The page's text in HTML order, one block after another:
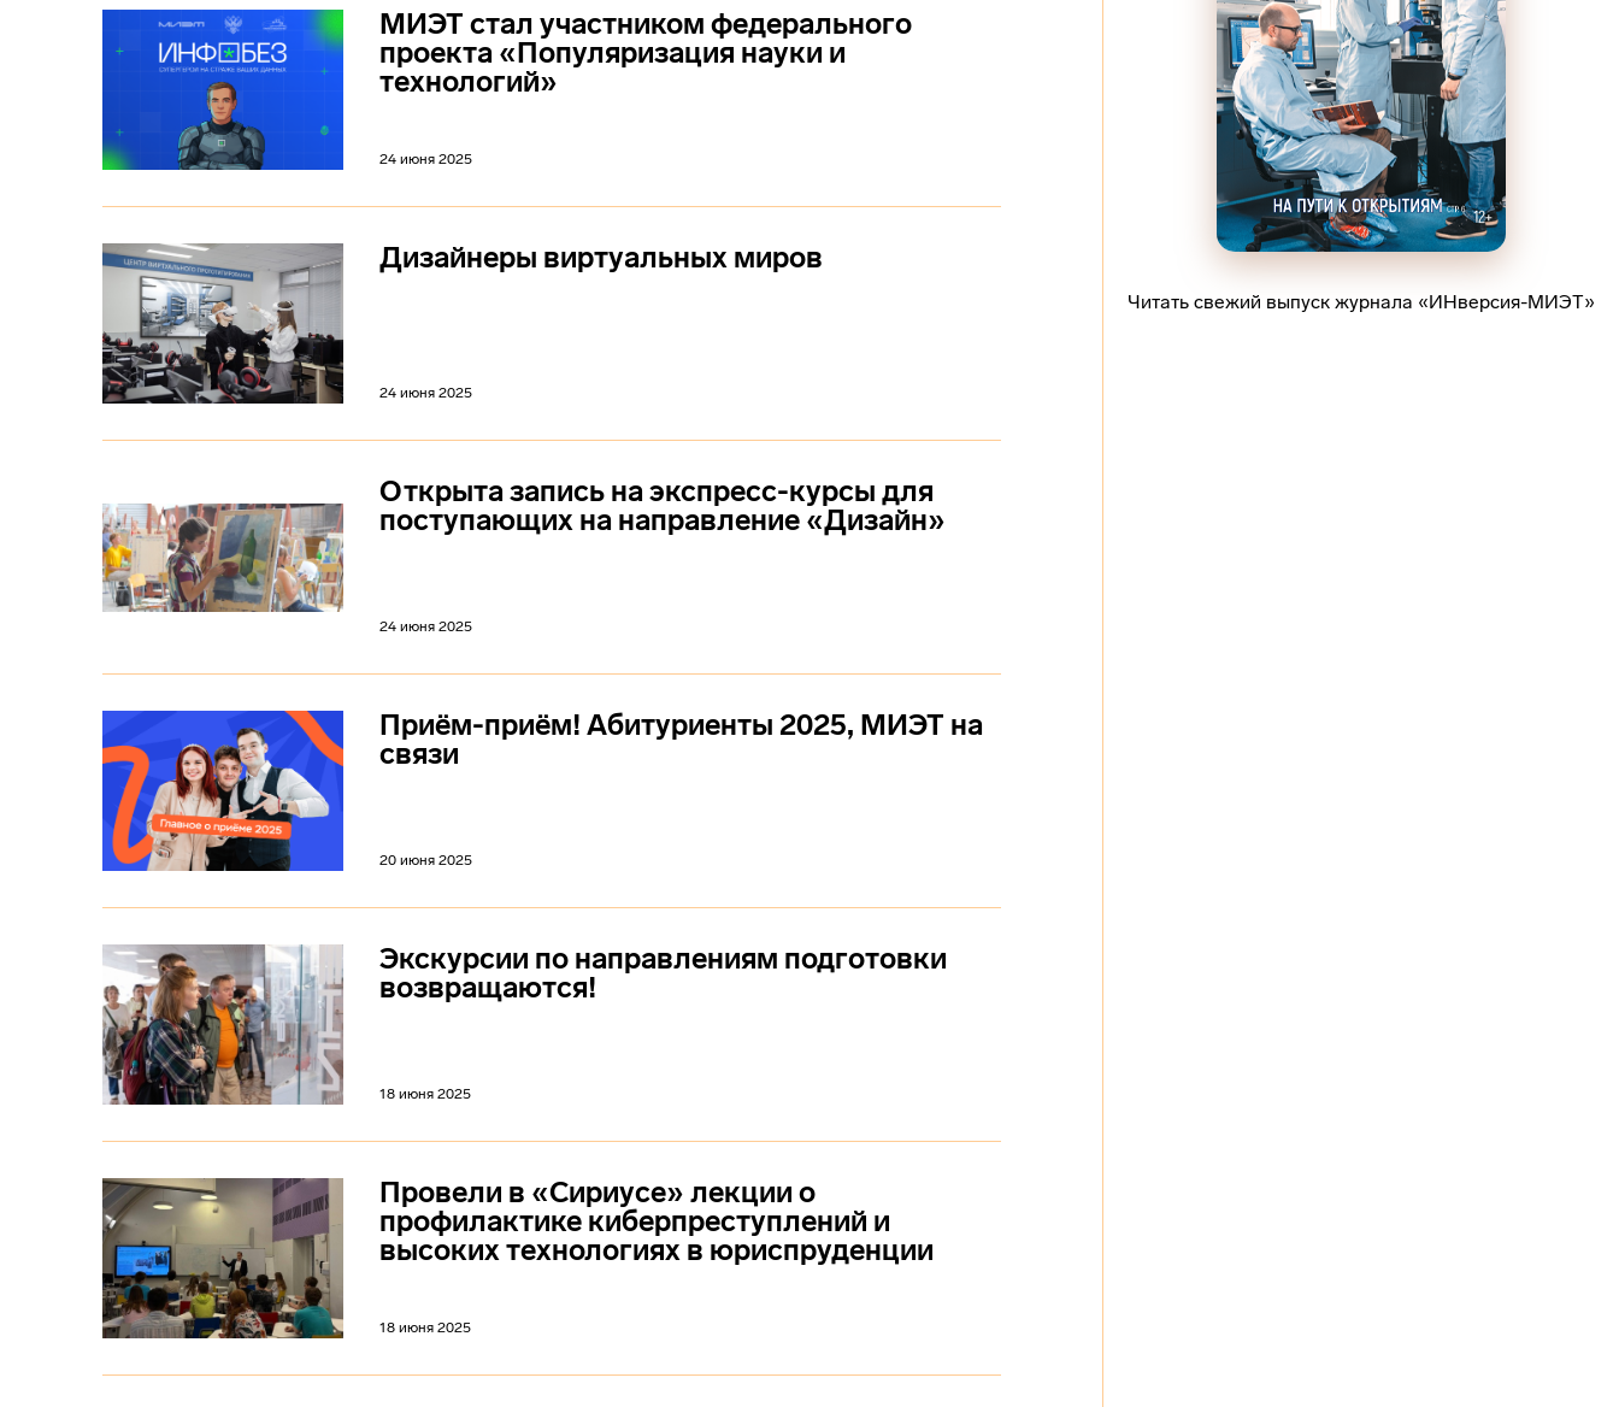
МИЭТ стал участником федерального
проекта «Популяризация науки и
технологий»
24 июня 2025
Дизайнеры виртуальных миров
24 июня 2025
Открыта запись на экспресс-курсы для
поступающих на направление «Дизайн»
24 июня 2025
Приём-приём! Абитуриенты 2025, МИЭТ на
связи
20 июня 2025
Экскурсии по направлениям подготовки
возвращаются!
18 июня 2025
Провели в «Сириусе» лекции о
профилактике киберпреступлений и
высоких технологиях в юриспруденции
18 июня 2025
Читать свежий выпуск журнала «ИНверсия-МИЭТ»